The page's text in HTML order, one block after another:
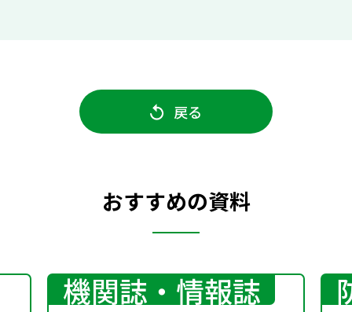
戻る
おすすめの資料
機関誌・情報誌